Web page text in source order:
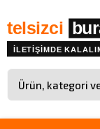
telsizci
İLETİŞİMDE
Site içinde arama